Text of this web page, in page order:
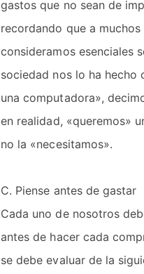
gastos que no sean de
recordando que a
consideramos esenciales
sociedad nos lo ha hecho
una computadora»,
en realidad, «queremos»
no la «necesitamos».
C. Piense antes de gastar
Cada uno de nosotros
antes de hacer cada
se debe evaluar de la